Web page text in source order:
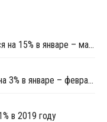
Импорт АБС в Белоруссию сократился на 15% в январе – марте
Импорт АБС в Белоруссию снизился на 3% в январе – феврале
в 2019 году